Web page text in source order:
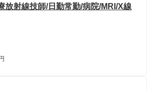
放射線技師/日勤常勤/病院/MRI/X線